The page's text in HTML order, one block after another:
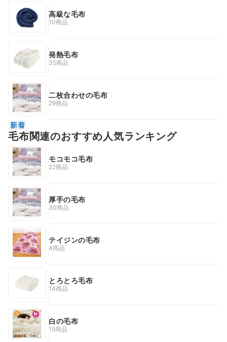
高級な毛布
10商品
発熱毛布
35商品
二枚合わせの毛布
29商品
新着
毛布関連のおすすめ人気ランキング
モコモコ毛布
22商品
厚手の毛布
30商品
テイジンの毛布
4商品
とろとろ毛布
14商品
白の毛布
15商品